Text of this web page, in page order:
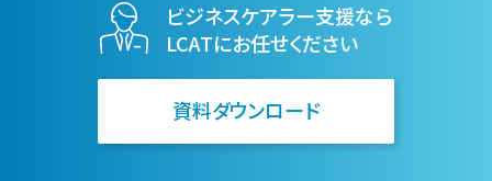
ビジネスケアラー支援なら
LCATにお任せください
資料ダウンロード